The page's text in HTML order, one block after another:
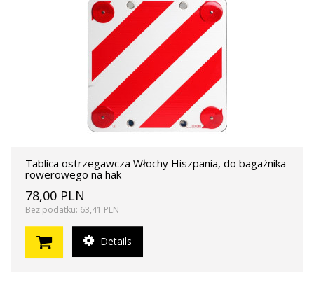
Tablica ostrzegawcza Włochy Hiszpania, do bagażnika
rowerowego na hak
78,00 PLN
Bez podatku: 63,41 PLN
Details